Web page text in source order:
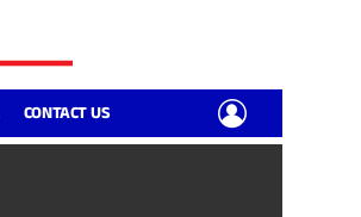
CONTACT US